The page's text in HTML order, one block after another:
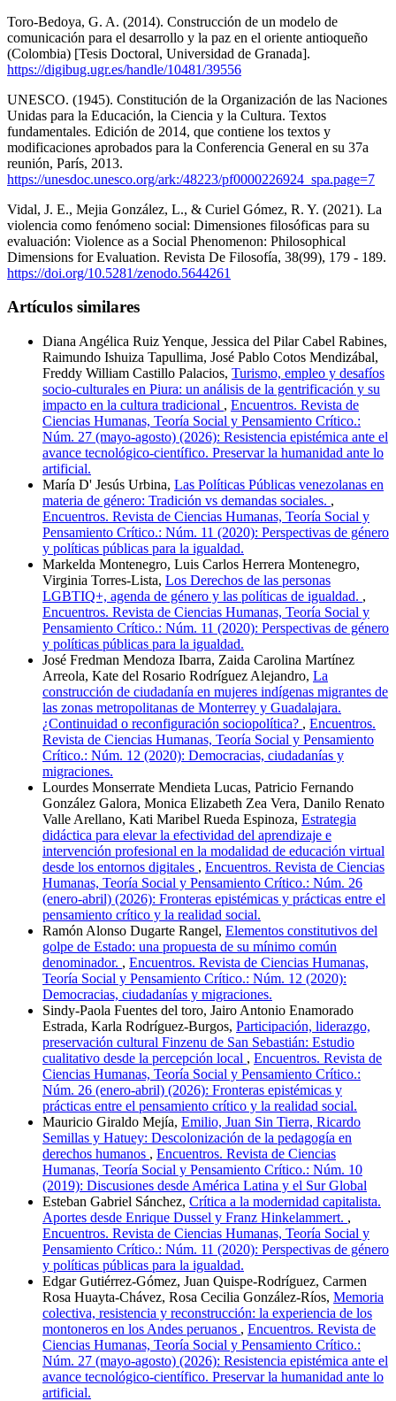
Toro-Bedoya, G. A. (2014). Construcción de un modelo de
comunicación para el desarrollo y la paz en el oriente antioqueño
(Colombia) [Tesis Doctoral, Universidad de Granada].
https://digibug.ugr.es/handle/10481/39556
UNESCO. (1945). Constitución de la Organización de las Naciones
Unidas para la Educación, la Ciencia y la Cultura. Textos
fundamentales. Edición de 2014, que contiene los textos y
modificaciones aprobados para la Conferencia General en su 37a
reunión, París, 2013.
https://unesdoc.unesco.org/ark:/48223/pf0000226924_spa.page=7
Vidal, J. E., Mejia González, L., & Curiel Gómez, R. Y. (2021). La
violencia como fenómeno social: Dimensiones filosóficas para su
evaluación: Violence as a Social Phenomenon: Philosophical
Dimensions for Evaluation. Revista De Filosofía, 38(99), 179 - 189.
https://doi.org/10.5281/zenodo.5644261
Artículos similares
Diana Angélica Ruiz Yenque, Jessica del Pilar Cabel Rabines,
Raimundo Ishuiza Tapullima, José Pablo Cotos Mendizábal,
Freddy William Castillo Palacios, Turismo, empleo y desafíos
socio-culturales en Piura: un análisis de la gentrificación y su
impacto en la cultura tradicional , Encuentros. Revista de
Ciencias Humanas, Teoría Social y Pensamiento Crítico.:
Núm. 27 (mayo-agosto) (2026): Resistencia epistémica ante el
avance tecnológico-científico. Preservar la humanidad ante lo
artificial.
María D' Jesús Urbina, Las Políticas Públicas venezolanas en
materia de género: Tradición vs demandas sociales. ,
Encuentros. Revista de Ciencias Humanas, Teoría Social y
Pensamiento Crítico.: Núm. 11 (2020): Perspectivas de género
y políticas públicas para la igualdad.
Markelda Montenegro, Luis Carlos Herrera Montenegro,
Virginia Torres-Lista, Los Derechos de las personas
LGBTIQ+, agenda de género y las políticas de igualdad. ,
Encuentros. Revista de Ciencias Humanas, Teoría Social y
Pensamiento Crítico.: Núm. 11 (2020): Perspectivas de género
y políticas públicas para la igualdad.
José Fredman Mendoza Ibarra, Zaida Carolina Martínez
Arreola, Kate del Rosario Rodríguez Alejandro, La
construcción de ciudadanía en mujeres indígenas migrantes de
las zonas metropolitanas de Monterrey y Guadalajara.
¿Continuidad o reconfiguración sociopolítica? , Encuentros.
Revista de Ciencias Humanas, Teoría Social y Pensamiento
Crítico.: Núm. 12 (2020): Democracias, ciudadanías y
migraciones.
Lourdes Monserrate Mendieta Lucas, Patricio Fernando
González Galora, Monica Elizabeth Zea Vera, Danilo Renato
Valle Arellano, Kati Maribel Rueda Espinoza, Estrategia
didáctica para elevar la efectividad del aprendizaje e
intervención profesional en la modalidad de educación virtual
desde los entornos digitales , Encuentros. Revista de Ciencias
Humanas, Teoría Social y Pensamiento Crítico.: Núm. 26
(enero-abril) (2026): Fronteras epistémicas y prácticas entre el
pensamiento crítico y la realidad social.
Ramón Alonso Dugarte Rangel, Elementos constitutivos del
golpe de Estado: una propuesta de su mínimo común
denominador. , Encuentros. Revista de Ciencias Humanas,
Teoría Social y Pensamiento Crítico.: Núm. 12 (2020):
Democracias, ciudadanías y migraciones.
Sindy-Paola Fuentes del toro, Jairo Antonio Enamorado
Estrada, Karla Rodríguez-Burgos, Participación, liderazgo,
preservación cultural Finzenu de San Sebastián: Estudio
cualitativo desde la percepción local , Encuentros. Revista de
Ciencias Humanas, Teoría Social y Pensamiento Crítico.:
Núm. 26 (enero-abril) (2026): Fronteras epistémicas y
prácticas entre el pensamiento crítico y la realidad social.
Mauricio Giraldo Mejía, Emilio, Juan Sin Tierra, Ricardo
Semillas y Hatuey: Descolonización de la pedagogía en
derechos humanos , Encuentros. Revista de Ciencias
Humanas, Teoría Social y Pensamiento Crítico.: Núm. 10
(2019): Discusiones desde América Latina y el Sur Global
Esteban Gabriel Sánchez, Crítica a la modernidad capitalista.
Aportes desde Enrique Dussel y Franz Hinkelammert. ,
Encuentros. Revista de Ciencias Humanas, Teoría Social y
Pensamiento Crítico.: Núm. 11 (2020): Perspectivas de género
y políticas públicas para la igualdad.
Edgar Gutiérrez-Gómez, Juan Quispe-Rodríguez, Carmen
Rosa Huayta-Chávez, Rosa Cecilia González-Ríos, Memoria
colectiva, resistencia y reconstrucción: la experiencia de los
montoneros en los Andes peruanos , Encuentros. Revista de
Ciencias Humanas, Teoría Social y Pensamiento Crítico.:
Núm. 27 (mayo-agosto) (2026): Resistencia epistémica ante el
avance tecnológico-científico. Preservar la humanidad ante lo
artificial.